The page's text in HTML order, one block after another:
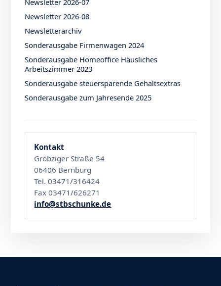
Newsletter 2026-07
Newsletter 2026-08
Newsletterarchiv
Sonderausgabe Firmenwagen 2024
Sonderausgabe Homeoffice Häusliches
Arbeitszimmer 2023
Sonderausgabe steuersparende Gehaltsextras
Sonderausgabe zum Jahresende 2025
Kontakt
Gröbziger Straße 54
06406 Bernburg
Tel. 03471/316424
Fax 03471/626271
info@stbschunke.de